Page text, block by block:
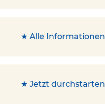
★ Alle Informationen
★ Jetzt durchstarten